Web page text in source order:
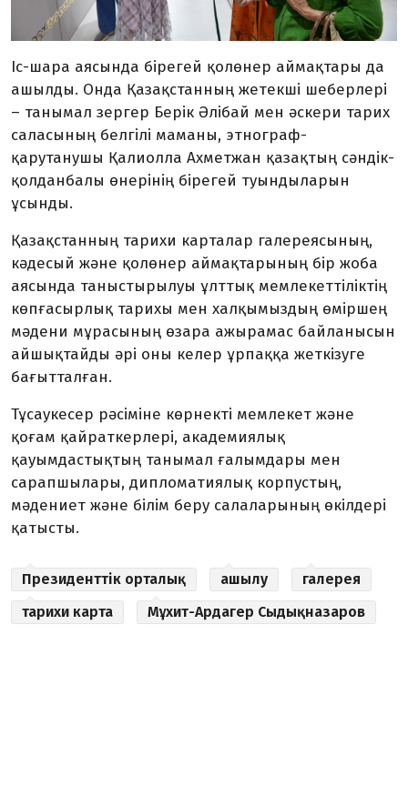
Іс-шара аясында бірегей қолөнер аймақтары да
ашылды. Онда Қазақстанның жетекші шеберлері
– танымал зергер Берік Әлібай мен әскери тарих
саласының белгілі маманы, этнограф-
қарутанушы Қалиолла Ахметжан қазақтың сәндік-
қолданбалы өнерінің бірегей туындыларын
ұсынды.
Қазақстанның тарихи карталар галереясының,
кәдесый және қолөнер аймақтарының бір жоба
аясында таныстырылуы ұлттық мемлекеттіліктің
көпғасырлық тарихы мен халқымыздың өміршең
мәдени мұрасының өзара ажырамас байланысын
айшықтайды әрі оны келер ұрпаққа жеткізуге
бағытталған.
Тұсаукесер рәсіміне көрнекті мемлекет және
қоғам қайраткерлері, академиялық
қауымдастықтың танымал ғалымдары мен
сарапшылары, дипломатиялық корпустың,
мәдениет және білім беру салаларының өкілдері
қатысты.
Президенттік орталық ашылу
галерея
тарихи карта
Мұхит-Ардагер Сыдықназаров